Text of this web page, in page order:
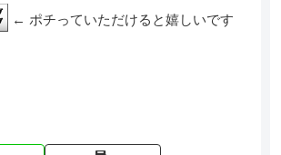
← ポチっていただけると嬉しいです